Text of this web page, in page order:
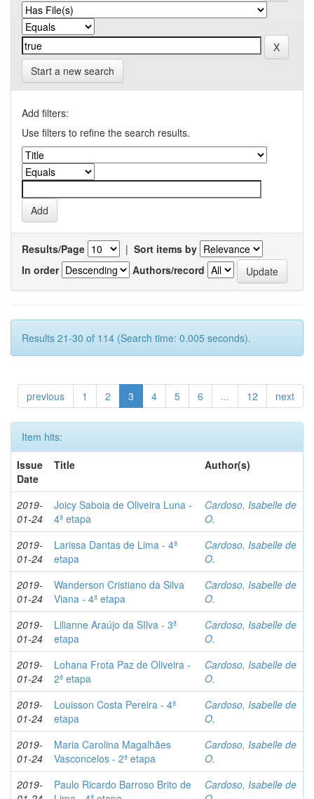
Start a new search
Add filters:
Use filters to refine the search results.
Results/Page | Sort items by
In order
Authors/record
Results 21-30 of 114 (Search time: 0.005 seconds).
previous 1 2 3 4 5 6 ... 12 next
Item hits:
Issue
Date
Title Author(s)
2019-
01-24
Joicy Saboia de Oliveira Luna -
4ª etapa
Cardoso, Isabelle de
O.
2019-
01-24
Larissa Dantas de Lima - 4ª
etapa
Cardoso, Isabelle de
O.
2019-
01-24
Wanderson Cristiano da Silva
Viana - 4ª etapa
Cardoso, Isabelle de
O.
2019-
01-24
Lilianne Araújo da SIlva - 3ª
etapa
Cardoso, Isabelle de
O.
2019-
01-24
Lohana Frota Paz de Oliveira -
2ª etapa
Cardoso, Isabelle de
O.
2019-
01-24
Louisson Costa Pereira - 4ª
etapa
Cardoso, Isabelle de
O.
2019-
01-24
Maria Carolina Magalhães
Vasconcelos - 2ª etapa
Cardoso, Isabelle de
O.
2019-
Paulo Ricardo Barroso Brito de
Cardoso, Isabelle de